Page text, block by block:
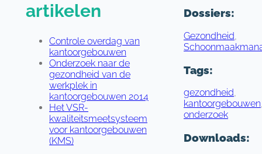
artikelen
Controle overdag van
kantoorgebouwen
Onderzoek naar de
gezondheid van de
werkplek in
kantoorgebouwen 2014
Het VSR-
kwaliteitsmeetsysteem
voor kantoorgebouwen
(KMS)
Dossiers:
Gezondheid,
Tags:
gezondheid,
kantoorgebouwen
onderzoek
Downloads: